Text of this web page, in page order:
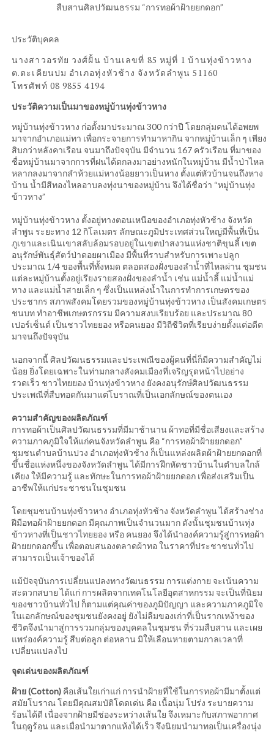
สืบสานศิลปวัฒนธรรม “การทอผ้าฝ้ายยกดอก”
ประวัติบุคคล
นางสาวอรทัย วงศ์ฝั้น บ้านเลขที่ 85 หมู่ที่ 1 บ้านทุ่งข้าวหาง
ต.ตะเคียนปม อำเภอทุ่งหัวช้าง จังหวัดลำพูน 51160
โทรศัพท์ 08 9855 4194
ประวัติความเป็นมาของหมู่บ้านทุ่งข้าวหาง
หมู่บ้านทุ่งข้าวหาง ก่อตั้งมาประมาณ 300 กว่าปี โดยกลุ่มคนได้อพยพ
มาจากอำเภอแม่ทา เพื่อกระจายการทำมาหากิน จากหมู่บ้านเล็ก ๆ เพียง
สิบกว่าหลังคาเรือน จนมาถึงปัจจุบัน มีจำนวน 167 ครัวเรือน ที่มาของ
ชื่อหมู่บ้านมาจากการที่ฝนได้ตกลงมาอย่างหนักในหมู่บ้าน มีน้ำป่าไหล
หลากลงมาจากลำห้วยแม่หางน้อยยาวเป็นหาง ตั้งแต่หัวบ้านจนถึงหาง
บ้าน น้ำมีสีทองไหลอาบลงทุ่งนาของหมู่บ้าน จึงได้ชื่อว่า “หมู่บ้านทุ่ง
ข้าวหาง”
หมู่บ้านทุ่งข้าวหาง ตั้งอยู่ทางตอนเหนือของอำเภอทุ่งหัวช้าง จังหวัด
ลำพูน ระยะทาง 12 กิโลเมตร ลักษณะภูมิประเทศส่วนใหญ่มีพื้นที่เป็น
ภูเขาและเนินเขาสลับล้อมรอบอยู่ในเขตป่าสงวนแห่งชาติขุนลี้ เขต
อนุรักษ์พันธุ์สัตว์ป่าดอยผาเมือง มีพื้นที่ราบสำหรับการเพาะปลูก
ประมาณ 1/4 ของพื้นที่ทั้งหมด ตลอดสองฝั่งของลำน้ำที่ไหลผ่าน ชุมชน
แต่ละหมู่บ้านตั้งอยู่เรียงรายสองฝั่งของลำน้ำ เช่น แม่น้ำลี้ แม่น้ำแม่
หาง และแม่น้ำสายเล็ก ๆ ซึ่งเป็นแหล่งน้ำในการทำการเกษตรของ
ประชากร สภาพสังคมโดยรวมของหมู่บ้านทุ่งข้าวหาง เป็นสังคมเกษตร
ชนบท ทำอาชีพเกษตรกรรม มีความสงบเรียบร้อย และประมาณ 80
เปอร์เซ็นต์ เป็นชาวไทยยอง หรือคนยอง มีวิถีชีวิตที่เรียบง่ายตั้งแต่อดีต
มาจนถึงปัจจุบัน
นอกจากนี้ ศิลปวัฒนธรรมและประเพณีของผู้คนที่นี่ก็มีความสำคัญไม่
น้อย ยิ่งโดยเฉพาะในท่ามกลางสังคมเมืองที่เจริญรุดหน้าไปอย่าง
รวดเร็ว ชาวไทยยอง บ้านทุ่งข้าวหาง ยังคงอนุรักษ์ศิลปวัฒนธรรม
ประเพณีที่สืบทอดกันมาแต่โบราณที่เป็นเอกลักษณ์ของตนเอง
ความสำคัญของผลิตภัณฑ์
การทอผ้าเป็นศิลปวัฒนธรรมที่มีมาช้านาน ผ้าทอที่มีชื่อเสียงและสร้าง
ความภาคภูมิใจให้แก่คนจังหวัดลำพูน คือ “การทอผ้าฝ้ายยกดอก”
ชุมชนตำบลบ้านปวง อำเภอทุ่งหัวช้าง ก็เป็นแหล่งผลิตผ้าฝ้ายยกดอกที่
ขึ้นชื่อแห่งหนึ่งของจังหวัดลำพูน ได้มีการฝึกหัดชาวบ้านในตำบลใกล้
เคียง ให้มีความรู้ และทักษะในการทอผ้าฝ้ายยกดอก เพื่อส่งเสริมเป็น
อาชีพให้แก่ประชาชนในชุมชน
โดยชุมชนบ้านทุ่งข้าวหาง อำเภอทุ่งหัวช้าง จังหวัดลำพูน ได้สร้างช่าง
ฝีมือทอผ้าฝ้ายยกดอก มีคุณภาพเป็นจำนวนมาก ดังนั้นชุมชนบ้านทุ่ง
ข้าวหางที่เป็นชาวไทยยอง หรือ คนยอง จึงได้นำองค์ความรู้สู่การทอผ้า
ฝ้ายยกดอกขึ้น เพื่อตอบสนองตลาดผ้าทอ ในราคาที่ประชาชนทั่วไป
สามารถเป็นเจ้าของได้
แม้ปัจจุบันการเปลี่ยนแปลงทางวัฒนธรรม การแต่งกาย จะเน้นความ
สะดวกสบาย ได้แก่ การผลิตจากเทคโนโลยีอุตสาหกรรม จะเป็นที่นิยม
ของชาวบ้านทั่วไป ก็ตามแต่คุณค่าของภูมิปัญญา และความภาคภูมิใจ
ในเอกลักษณ์ของชุมชนยังคงอยู่ ยังไม่ลืมของเก่าที่เป็นรากเหง้าของ
ชีวิตจึงนำมาสู่การรวมกลุ่มของบุคคลในชุมชน ที่ร่วมสืบสาน และเผย
แพร่องค์ความรู้ สืบต่อลูก ต่อหลาน มิให้เลือนหายตามกาลเวลาที่
เปลี่ยนแปลงไป
จุดเด่นของผลิตภัณฑ์
ฝ้าย (Cotton) คือเส้นใยเก่าแก่ การนำฝ้ายที่ใช้ในการทอผ้ามีมาตั้งแต่
สมัยโบราณ โดยมีคุณสมบัติโดดเด่น คือ เนื้อนุ่ม โปร่ง ระบายความ
ร้อนได้ดี เนื่องจากฝ้ายมีช่องระหว่างเส้นใย จึงเหมาะกับสภาพอากาศ
ในฤดูร้อน และเมื่อนำมาตากแห้งได้เร็ว จึงนิยมนำมาทอเป็นเครื่องนุ่ง